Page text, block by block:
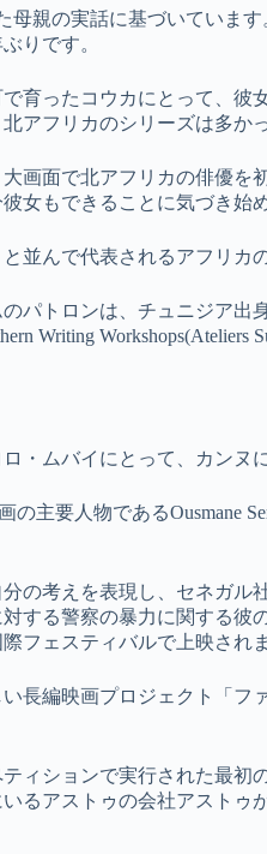
親の実話に基づいていま
りです。
育ったコウカにとって、彼
アフリカのシリーズは多か
画面で北アフリカの俳優を
女もできることに気づき始
並んで代表されるアフリカ
パトロンは、チュニジア出
Writing Workshops(Ateliers
・ムバイにとって、カンヌ
主要人物であるOusmane
の考えを表現し、セネガル
する警察の暴力に関する彼
フェスティバルで上映されま
長編映画プロジェクト「フ
ィションで実行された最初
るアストゥの会社アストゥ